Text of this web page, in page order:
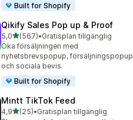
Built for Shopify
Qikify Sales Pop up & Proof
5,0av 5 stjärnor
(567)
567 recensioner totalt
•Gratisplan tillgänglig
Öka försäljningen med
nyhetsbrevspopup, försäljningspopup
och sociala bevis.
Built for Shopify
Mintt TikTok Feed
4,9av 5 stjärnor
(25)
25 recensioner totalt
•Gratisplan tillgänglig